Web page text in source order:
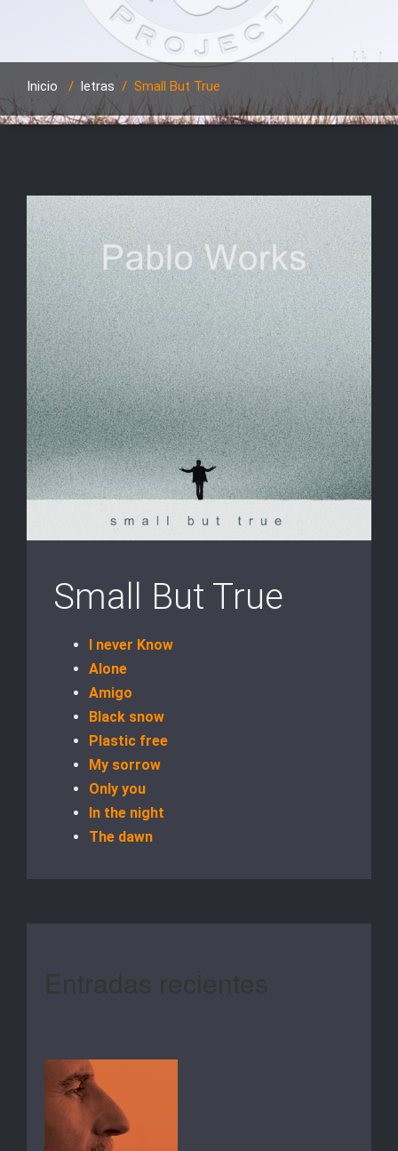
Inicio / letras / Small But True
Small But True
I never Know
Alone
Amigo
Black snow
Plastic free
My sorrow
Only you
In the night
The dawn